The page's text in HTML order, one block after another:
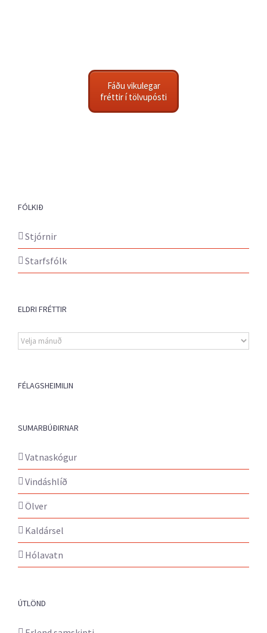
Fáðu vikulegar
fréttir í tölvupósti
FÓLKIÐ
Stjórnir
Starfsfólk
ELDRI FRÉTTIR
Eldri
fréttir
FÉLAGSHEIMILIN
SUMARBÚÐIRNAR
Vatnaskógur
Vindáshlíð
Ölver
Kaldársel
Hólavatn
ÚTLÖND